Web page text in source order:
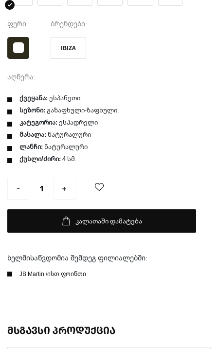
ფერი ბრენდები:
IBIZA
აღწერა:
ქვეყანა: ესპანეთი.
სეზონი: გაზაფხული-ზაფხული.
კატეგორია: ესპადრელი
მასალა: ნატურალური
ლანჩი: ნატურალური
ქუსლი/ძირი: 4 სმ.
კალათაში დამატება
ხელმისაწვდომია შემდეგ ფილიალებში:
JB Martin /ისთ ფოინთი
მსგავსი პროდუქცია